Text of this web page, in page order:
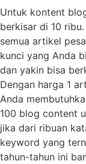
Untuk kontent
berkisar di 10
semua artikel
kunci yang Anda
dan yakin bisa
Dengan harga 1
Anda
100 blog content
jika dari ribuan
keyword yang
tahun-tahun ini